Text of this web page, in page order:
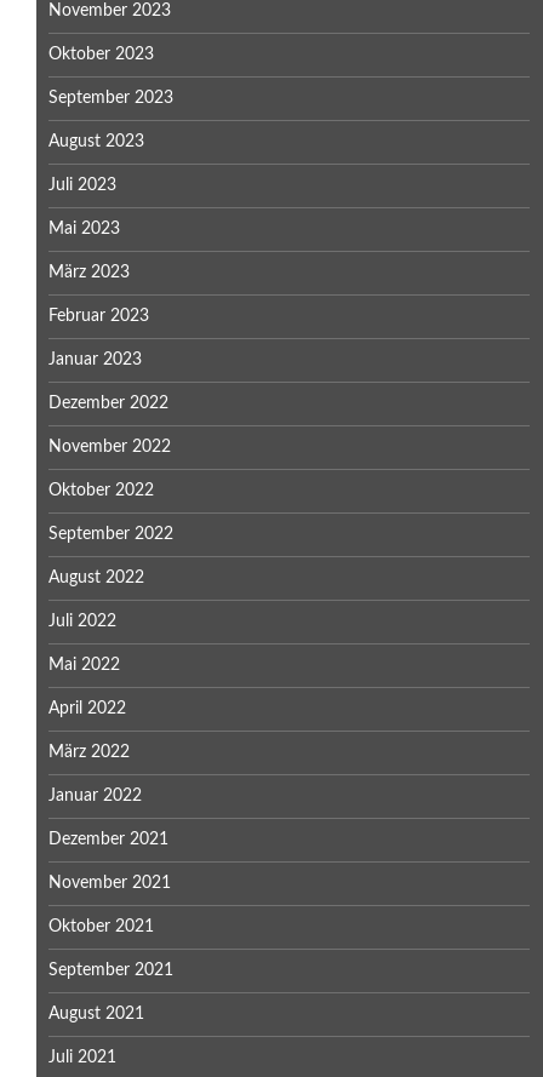
November 2023
Oktober 2023
September 2023
August 2023
Juli 2023
Mai 2023
März 2023
Februar 2023
Januar 2023
Dezember 2022
November 2022
Oktober 2022
September 2022
August 2022
Juli 2022
Mai 2022
April 2022
März 2022
Januar 2022
Dezember 2021
November 2021
Oktober 2021
September 2021
August 2021
Juli 2021